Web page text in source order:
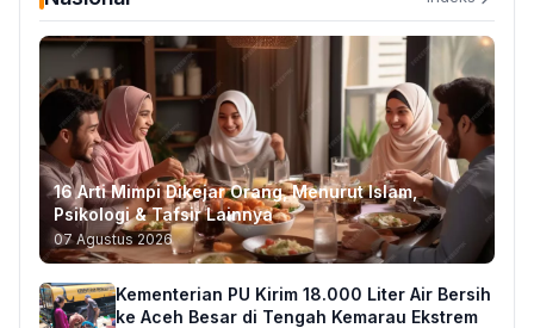
16 Arti Mimpi Dikejar Orang, Menurut Islam,
Psikologi & Tafsir Lainnya
07 Agustus 2026
Kementerian PU Kirim 18.000 Liter Air Bersih
ke Aceh Besar di Tengah Kemarau Ekstrem